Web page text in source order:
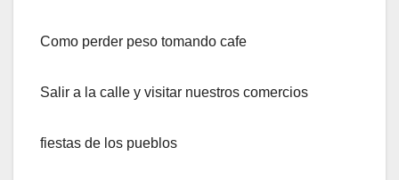
Como perder peso tomando cafe
Salir a la calle y visitar nuestros comercios
fiestas de los pueblos